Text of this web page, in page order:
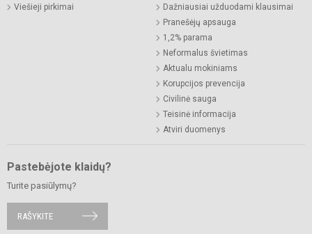
Viešieji pirkimai
Dažniausiai užduodami klausimai
Pranešėjų apsauga
1,2% parama
Neformalus švietimas
Aktualu mokiniams
Korupcijos prevencija
Civilinė sauga
Teisinė informacija
Atviri duomenys
Pastebėjote klaidų?
Turite pasiūlymų?
RAŠYKITE